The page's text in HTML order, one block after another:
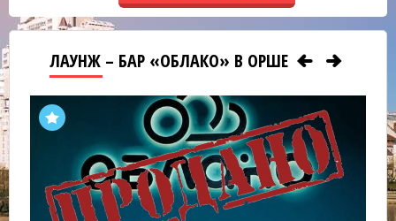
ЛАУНЖ – БАР «ОБЛАКО» В ОРШЕ